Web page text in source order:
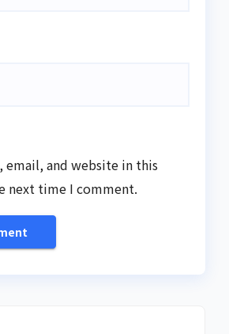
email, and website in this
next time I comment.